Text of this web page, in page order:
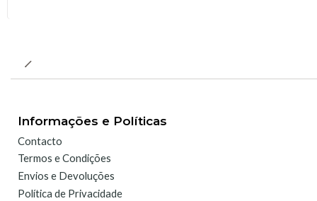
Informações e Políticas
Contacto
Termos e Condições
Envios e Devoluções
Política de Privacidade